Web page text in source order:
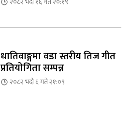
धातिवाङ्गमा वडा स्तरीय तिज गीत
प्रतियोगिता सम्पन्न
२०८२ भदौ ६ गते २१:०९